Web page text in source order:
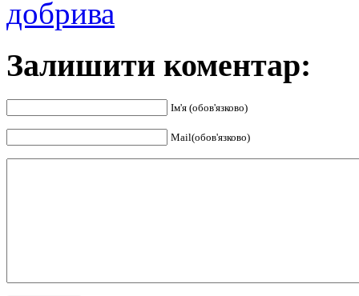
добрива
Залишити коментар:
Ім'я (обов'язково)
Mail(обов'язково)